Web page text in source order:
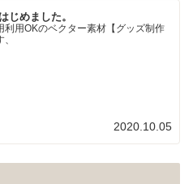
じめました。
利用OKのベクター素材【グッズ制作
2020.10.05